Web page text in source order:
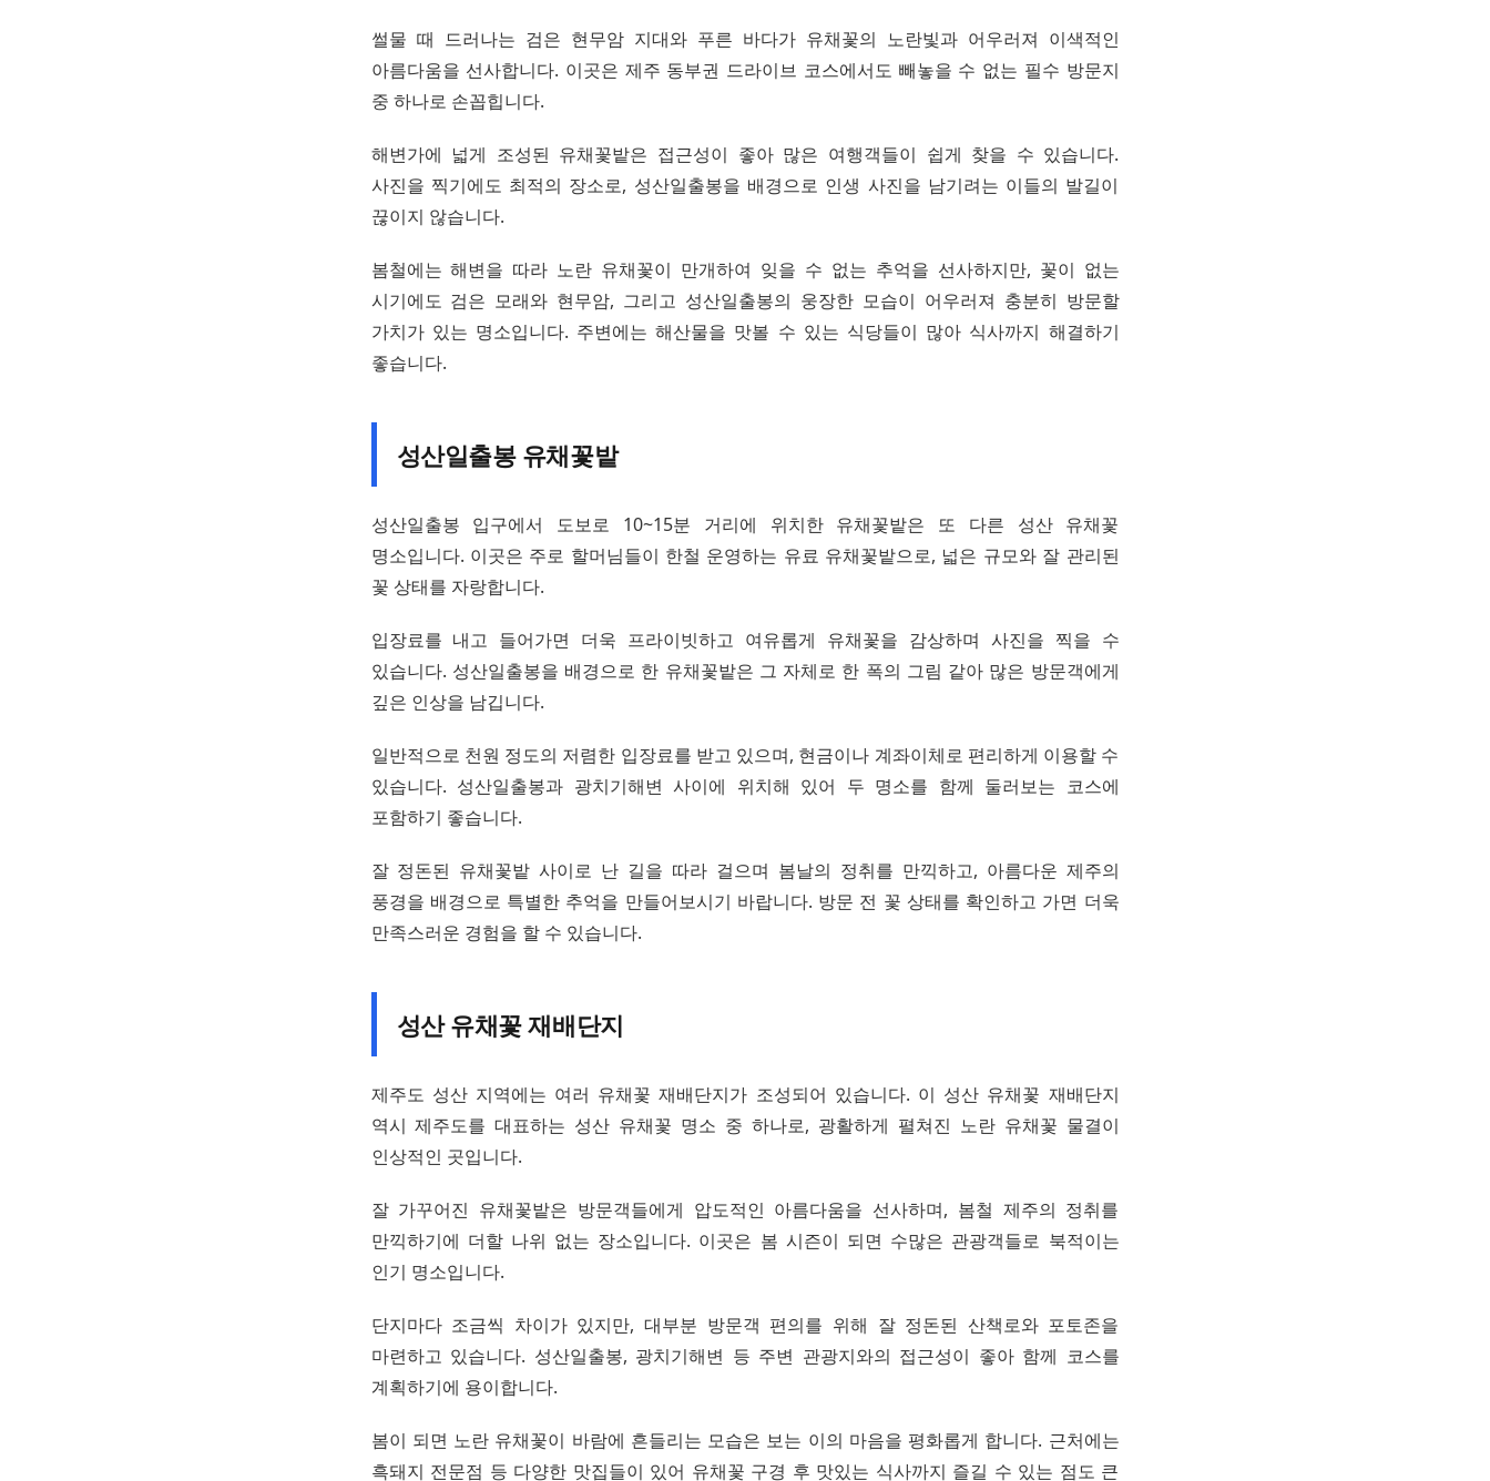
썰물 때 드러나는 검은 현무암 지대와 푸른 바다가 유채꽃의 노란빛과 어우러져 이색적인
아름다움을 선사합니다. 이곳은 제주 동부권 드라이브 코스에서도 빼놓을 수 없는 필수 방문지
중 하나로 손꼽힙니다.
해변가에 넓게 조성된 유채꽃밭은 접근성이 좋아 많은 여행객들이 쉽게 찾을 수 있습니다.
사진을 찍기에도 최적의 장소로, 성산일출봉을 배경으로 인생 사진을 남기려는 이들의 발길이
끊이지 않습니다.
봄철에는 해변을 따라 노란 유채꽃이 만개하여 잊을 수 없는 추억을 선사하지만, 꽃이 없는
시기에도 검은 모래와 현무암, 그리고 성산일출봉의 웅장한 모습이 어우러져 충분히 방문할
가치가 있는 명소입니다. 주변에는 해산물을 맛볼 수 있는 식당들이 많아 식사까지 해결하기
좋습니다.
성산일출봉 유채꽃밭
성산일출봉 입구에서 도보로 10~15분 거리에 위치한 유채꽃밭은 또 다른 성산 유채꽃
명소입니다. 이곳은 주로 할머님들이 한철 운영하는 유료 유채꽃밭으로, 넓은 규모와 잘 관리된
꽃 상태를 자랑합니다.
입장료를 내고 들어가면 더욱 프라이빗하고 여유롭게 유채꽃을 감상하며 사진을 찍을 수
있습니다. 성산일출봉을 배경으로 한 유채꽃밭은 그 자체로 한 폭의 그림 같아 많은 방문객에게
깊은 인상을 남깁니다.
일반적으로 천원 정도의 저렴한 입장료를 받고 있으며, 현금이나 계좌이체로 편리하게 이용할 수
있습니다. 성산일출봉과 광치기해변 사이에 위치해 있어 두 명소를 함께 둘러보는 코스에
포함하기 좋습니다.
잘 정돈된 유채꽃밭 사이로 난 길을 따라 걸으며 봄날의 정취를 만끽하고, 아름다운 제주의
풍경을 배경으로 특별한 추억을 만들어보시기 바랍니다. 방문 전 꽃 상태를 확인하고 가면 더욱
만족스러운 경험을 할 수 있습니다.
성산 유채꽃 재배단지
제주도 성산 지역에는 여러 유채꽃 재배단지가 조성되어 있습니다. 이 성산 유채꽃 재배단지
역시 제주도를 대표하는 성산 유채꽃 명소 중 하나로, 광활하게 펼쳐진 노란 유채꽃 물결이
인상적인 곳입니다.
잘 가꾸어진 유채꽃밭은 방문객들에게 압도적인 아름다움을 선사하며, 봄철 제주의 정취를
만끽하기에 더할 나위 없는 장소입니다. 이곳은 봄 시즌이 되면 수많은 관광객들로 북적이는
인기 명소입니다.
단지마다 조금씩 차이가 있지만, 대부분 방문객 편의를 위해 잘 정돈된 산책로와 포토존을
마련하고 있습니다. 성산일출봉, 광치기해변 등 주변 관광지와의 접근성이 좋아 함께 코스를
계획하기에 용이합니다.
봄이 되면 노란 유채꽃이 바람에 흔들리는 모습은 보는 이의 마음을 평화롭게 합니다. 근처에는
흑돼지 전문점 등 다양한 맛집들이 있어 유채꽃 구경 후 맛있는 식사까지 즐길 수 있는 점도 큰